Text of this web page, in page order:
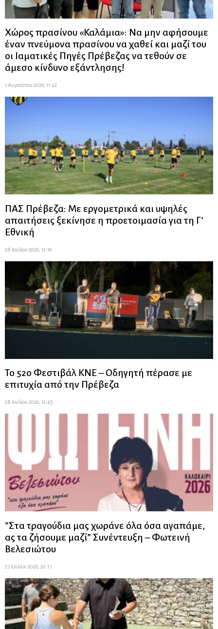
Χώρος πρασίνου «Καλάμια»: Να μην αφήσουμε
έναν πνεύμονα πρασίνου να χαθεί και μαζί του
οι Ιαματικές Πηγές Πρέβεζας να τεθούν σε
άμεσο κίνδυνο εξάντλησης!
1 Αυγούστου 2026, 11:42
ΠΑΣ Πρέβεζα: Με εργομετρικά και υψηλές
απαιτήσεις ξεκίνησε η προετοιμασία για τη Γ’
Εθνική
28 Ιουλίου 2026, 13:10
Το 52ο Φεστιβάλ ΚΝΕ – Οδηγητή πέρασε με
επιτυχία από την Πρέβεζα
28 Ιουλίου 2026, 12:45
”Στα τραγούδια μας χωράνε όλα όσα αγαπάμε,
ας τα ζήσουμε μαζί” Συνέντευξη – Φωτεινή
Βελεσιώτου
27 Ιουλίου 2026, 20:17